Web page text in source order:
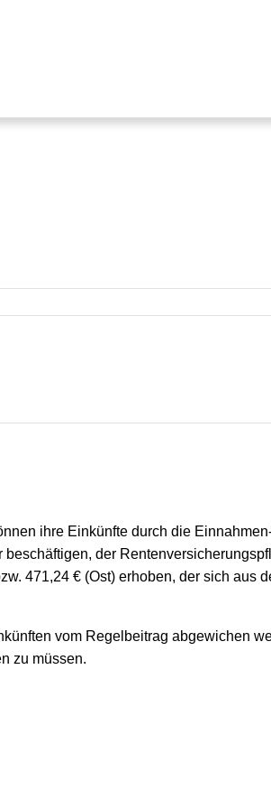
ihre Einkünfte durch die
der
471,24 € (Ost) erhoben, der sich aus
vom Regelbeitrag abgewichen
zu müssen.